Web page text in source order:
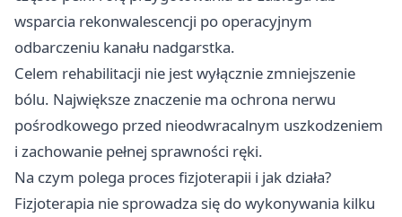
wsparcia rekonwalescencji po operacyjnym
odbarczeniu kanału nadgarstka.
Celem rehabilitacji nie jest wyłącznie zmniejszenie
bólu. Największe znaczenie ma ochrona nerwu
pośrodkowego przed nieodwracalnym uszkodzeniem
i zachowanie pełnej sprawności ręki.
Na czym polega proces fizjoterapii i jak działa?
Fizjoterapia nie sprowadza się do wykonywania kilku